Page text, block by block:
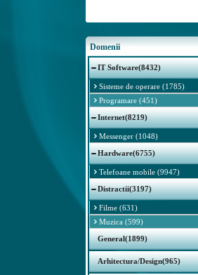
Domenii
IT Software(8432)
Sisteme de operare (1785)
Programare (451)
Internet(8219)
Messenger (1048)
Hardware(6755)
Telefoane mobile (9947)
Distractii(3197)
Filme (631)
Muzica (599)
General(1899)
Arhitectura/Design(965)